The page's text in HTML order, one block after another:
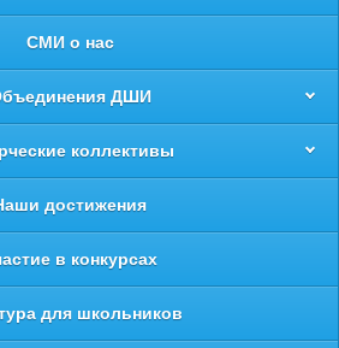
СМИ о нас
ДШИ
коллективы
достижения
в конкурсах
для школьников